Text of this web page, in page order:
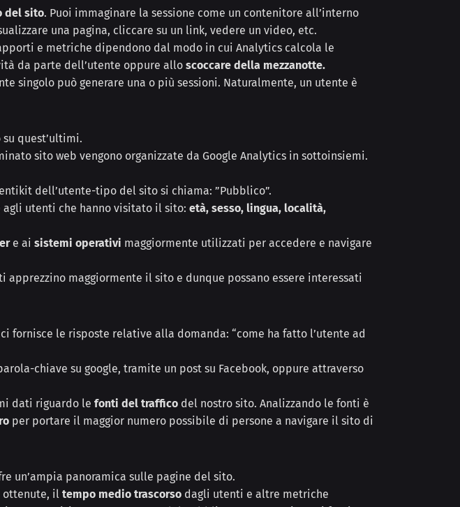
del sito. Puoi immaginare la sessione come un contenitore all’interno
una pagina, cliccare su un link, vedere un video, etc.
e metriche dipendono dal modo in cui Analytics calcola le
da parte dell’utente oppure alloscoccare della mezzanotte.
singolo può generare una o più sessioni. Naturalmente, un utente è
quest’ultimi.
sito web vengono organizzate da Google Analytics in sottoinsiemi.
dell’utente-tipo del sito si chiama: ”Pubblico”.
agli utenti che hanno visitato il sito:età, sesso, lingua, località,
e aisistemi operativi maggiormente utilizzati per accedere e navigare
maggiormente il sito e dunque possano essere interessati
fornisce le risposte relative alla domanda: “come ha fatto l’utente ad
chiave su google, tramite un post su Facebook, oppure attraverso
dati riguardo lefonti del traffico del nostro sito. Analizzando le fonti è
per portare il maggior numero possibile di persone a navigare il sito di
un’ampia panoramica sulle pagine del sito.
ottenute, iltempo medio trascorso dagli utenti e altre metriche